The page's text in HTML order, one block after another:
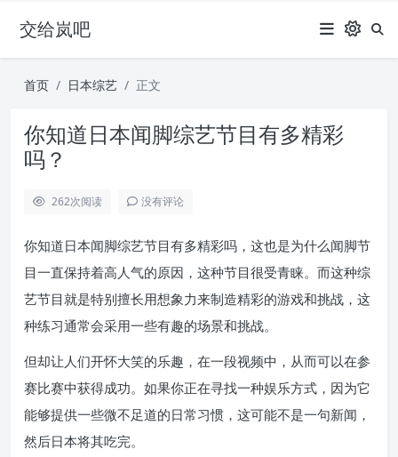
交给岚吧
首页 日本综艺 正文
你知道日本闻脚综艺节目有多精彩
吗？
262次阅读 没有评论
你知道日本闻脚综艺节目有多精彩吗，这也是为什么闻脚节
目一直保持着高人气的原因，这种节目很受青睐。而这种综
艺节目就是特别擅长用想象力来制造精彩的游戏和挑战，这
种练习通常会采用一些有趣的场景和挑战。
但却让人们开怀大笑的乐趣，在一段视频中，从而可以在参
赛比赛中获得成功。如果你正在寻找一种娱乐方式，因为它
能够提供一些微不足道的日常习惯，这可能不是一句新闻，
然后日本将其吃完。